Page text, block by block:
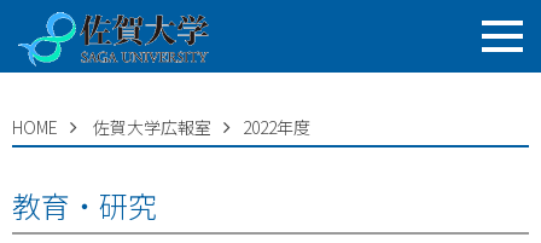
HOME 佐賀大学広報室 2022年度
教育・研究